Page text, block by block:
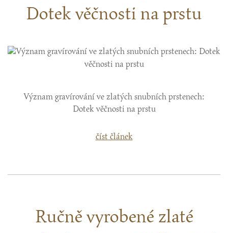
Dotek věčnosti na prstu
Význam gravírování ve zlatých snubních prstenech:
Dotek věčnosti na prstu
číst článek
Ručně vyrobené zlaté